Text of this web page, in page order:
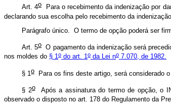
Art. 4oPara o recebimento da indenização por
declarando sua escolha pelo recebimento da
Parágrafo único. O termo de opção poderá ser
Art. 5oO pagamento da indenização será
nos moldes do § 1o do art. 1o da Lei no 7.070, de 1982.
§ 1o Para os fins deste artigo, será considerado
§ 2oApós a assinatura do termo de opção, o
observado o disposto no art. 178 do Regulamento da